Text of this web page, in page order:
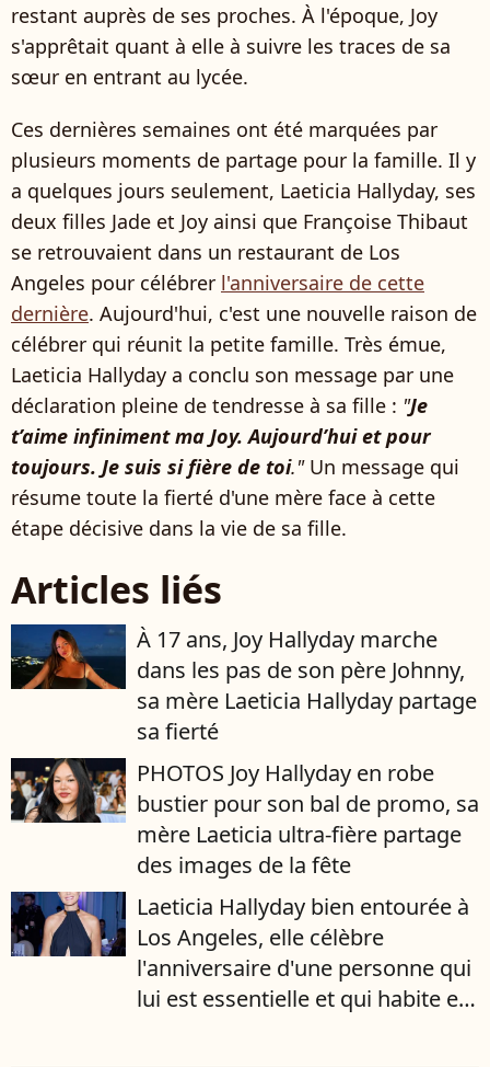
restant auprès de ses proches. À l'époque, Joy
s'apprêtait quant à elle à suivre les traces de sa
sœur en entrant au lycée.
Ces dernières semaines ont été marquées par
plusieurs moments de partage pour la famille. Il y
a quelques jours seulement, Laeticia Hallyday, ses
deux filles Jade et Joy ainsi que Françoise Thibaut
se retrouvaient dans un restaurant de Los
Angeles pour célébrer l'anniversaire de cette
dernière. Aujourd'hui, c'est une nouvelle raison de
célébrer qui réunit la petite famille. Très émue,
Laeticia Hallyday a conclu son message par une
déclaration pleine de tendresse à sa fille : "Je
t’aime infiniment ma Joy. Aujourd’hui et pour
toujours. Je suis si fière de toi."Un message qui
résume toute la fierté d'une mère face à cette
étape décisive dans la vie de sa fille.
Articles liés
À 17 ans, Joy Hallyday marche
dans les pas de son père Johnny,
sa mère Laeticia Hallyday partage
sa fierté
PHOTOS Joy Hallyday en robe
bustier pour son bal de promo, sa
mère Laeticia ultra-fière partage
des images de la fête
Laeticia Hallyday bien entourée à
Los Angeles, elle célèbre
l'anniversaire d'une personne qui
lui est essentielle et qui habite en